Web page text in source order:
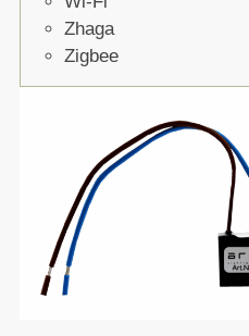
Zhaga
Zigbee